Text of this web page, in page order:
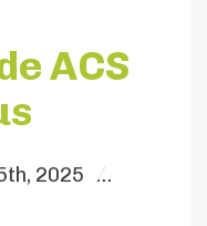
ACS
2025